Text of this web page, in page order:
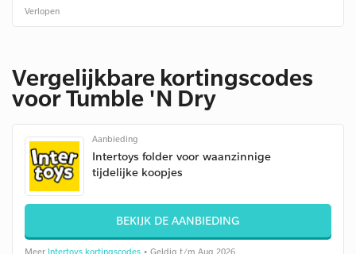
Verlopen
Vergelijkbare kortingscodes
voor Tumble 'N Dry
Aanbieding
Intertoys folder voor waanzinnige
tijdelijke koopjes
BEKIJK DE AANBIEDING
Meer Intertoys kortingscodes • Geldig t/m Aug 2026